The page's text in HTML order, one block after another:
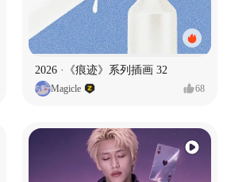
2026 ·《痕迹》系列插画 32
Magicle 68